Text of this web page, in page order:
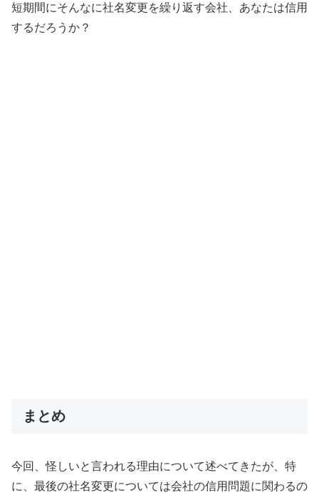
短期間にそんなに社名変更を繰り返す会社、あなたは信用
するだろうか？
まとめ
今回、怪しいと言われる理由について述べてきたが、特
に、最後の社名変更については会社の信用問題に関わるの